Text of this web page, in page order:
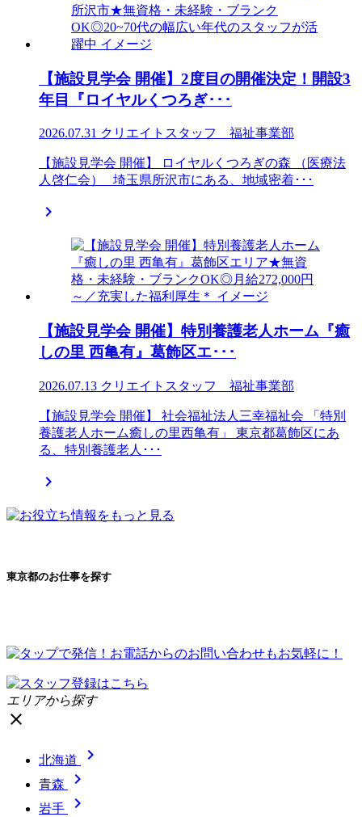
【施設見学会 開催】2度目の開催決定！開設3
年目『ロイヤルくつろぎ･･･
2026.07.31 クリエイトスタッフ 福祉事業部
【施設見学会 開催】 ロイヤルくつろぎの森 （医療法
人啓仁会） 埼玉県所沢市にある、地域密着･･･

【施設見学会 開催】特別養護老人ホーム『癒
しの里 西亀有』葛飾区エ･･･
2026.07.13 クリエイトスタッフ 福祉事業部
【施設見学会 開催】 社会福祉法人三幸福祉会 「特別
養護老人ホーム癒しの里西亀有」 東京都葛飾区にあ
る、特別養護老人･･･

東京都のお仕事を探す
エリアから探す
close
北海道 
青森 
岩手 